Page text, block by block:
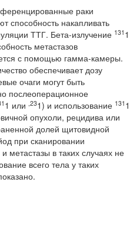
раки
способность накапливать
ТТГ. Бета-из­лучение 131 1
метастазов
с помощью гамма-камеры.
обеспе­чивает дозу
очаги могут быть
послеоперационное
1 или ,231) и ис­пользование 131 1
опухоли, рецидива или
долей щитовидной
при сканировании
метастазы в таких случаях не
всего тела у таких